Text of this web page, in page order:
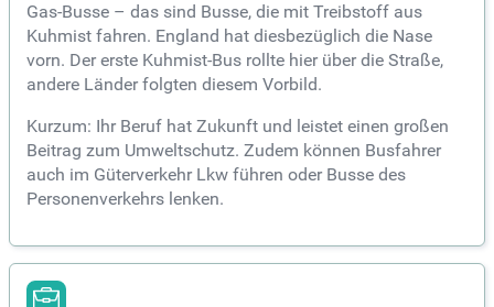
Gas-Busse – das sind Busse, die mit Treibstoff aus
Kuhmist fahren. England hat diesbezüglich die Nase
vorn. Der erste Kuhmist-Bus rollte hier über die Straße,
andere Länder folgten diesem Vorbild.
Kurzum: Ihr Beruf hat Zukunft und leistet einen großen
Beitrag zum Umweltschutz. Zudem können Busfahrer
auch im Güterverkehr Lkw führen oder Busse des
Personenverkehrs lenken.